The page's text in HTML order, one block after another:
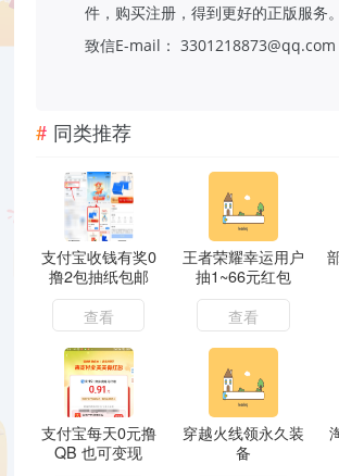
件，购买注册，得到更好的正版服务
致信E-mail： 3301218873@qq.com
同类推荐
支付宝收钱有奖0
撸2包抽纸包邮
查看
王者荣耀幸运用户
抽1~66元红包
查看
支付宝每天0元撸
QB 也可变现
穿越火线领永久装
备